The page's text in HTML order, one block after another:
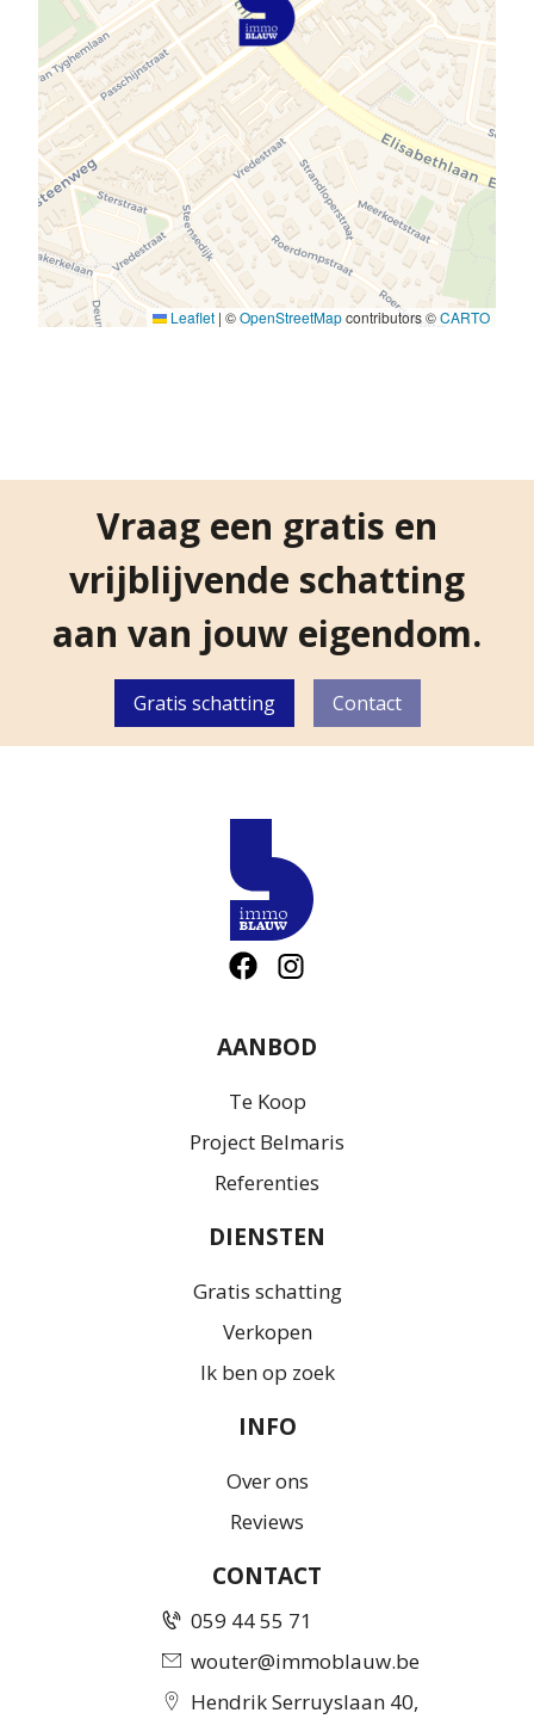
Leaflet | ©OpenStreetMapcontributors ©CARTO
Vraag een gratis en
vrijblijvende schatting
aan van jouw eigendom.
Gratis schatting Contact
AANBOD
Te Koop
Project Belmaris
Referenties
DIENSTEN
Gratis schatting
Verkopen
Ik ben op zoek
INFO
Over ons
Reviews
CONTACT
059 44 55 71
wouter@immoblauw.be
Hendrik Serruyslaan 40,